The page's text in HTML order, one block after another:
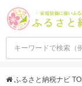
ふるさと納税ナビ